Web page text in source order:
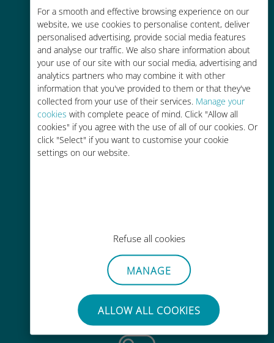
For a smooth and effective browsing experience on our
website, we use cookies to personalise content, deliver
personalised advertising, provide social media features
and analyse our traffic. We also share information about
your use of our site with our social media, advertising and
analytics partners who may combine it with other
information that you've provided to them or that they've
collected from your use of their services. Manage your
cookies with complete peace of mind. Click "Allow all
cookies" if you agree with the use of all of our cookies. Or
click "Select" if you want to customise your cookie
settings on our website.
Refuse all cookies
MANAGE
ALLOW ALL COOKIES
Économique
Jusqu'à 90 % moins cher que les
frais d'itinérance avec votre
opérateur habituel
Recharge facile
Partout via l'app Ubigi, même sans
Sans effort
Pas besoin de retirer votre carte
SIM existante